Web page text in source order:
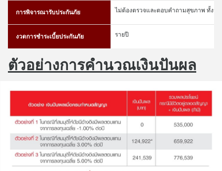
การพิจารณารับประกันภัย ไม่ต้องตรวจและตอบคำถามสุขภาพ ทั้งนี้
งวดการชำระเบี้ยประกันภัย รายปี
ตัวอย่างการคำนวณเงินปันผล